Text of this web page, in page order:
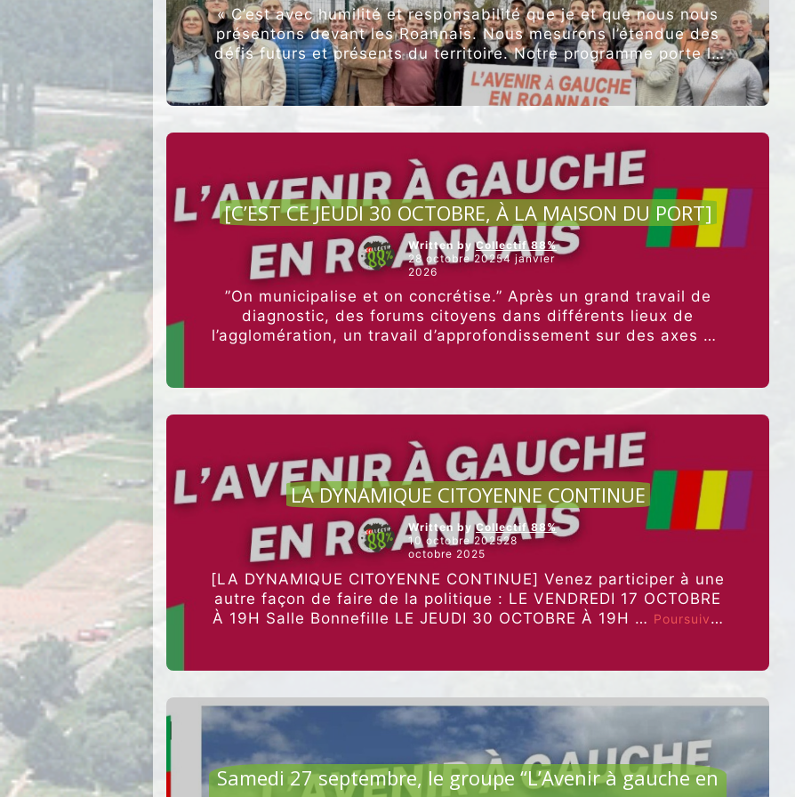
« C’est avec humilité et responsabilité que je et que nous nous
présentons devant les Roannais. Nous mesurons l’étendue des
défis futurs et présents du territoire. Notre programme porte la
…
Poursuivre la lecture “L’Avenir
à
gauche
Roannais,
union,
un
programme,
une
tête
de
liste
AGRICULTURE ET ALIMENTATION
[C’EST CE JEUDI 30 OCTOBRE, À LA MAISON DU PORT]
Written byCollectif 88%
28 octobre 20254 janvier
2026
”On municipalise et on concrétise.” Après un grand travail de
diagnostic, des forums citoyens dans différents lieux de
l’agglomération, un travail d’approfondissement sur des axes de
OCTOBRE,
DU
PORT]”
AGRICULTURE ET ALIMENTATION
LA DYNAMIQUE CITOYENNE CONTINUE
Written byCollectif 88%
10 octobre 202528
octobre 2025
[LA DYNAMIQUE CITOYENNE CONTINUE] Venez participer à une
autre façon de faire de la politique : LE VENDREDI 17 OCTOBRE
À 19H Salle Bonnefille LE JEUDI 30 OCTOBRE À 19H … Poursuivre
AGRICULTURE ET ALIMENTATION
Samedi 27 septembre, le groupe “L’Avenir à gauche en